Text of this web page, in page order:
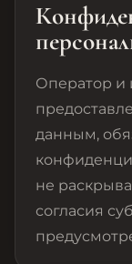
Оператор и
данным,
не
согласия